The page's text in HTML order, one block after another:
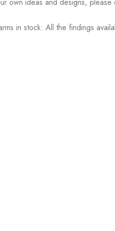
own ideas and designs,
in stock: All the findings